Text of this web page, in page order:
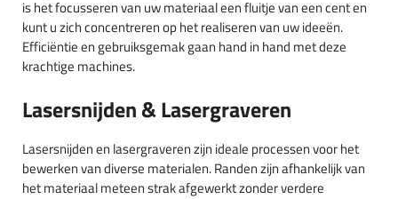
is het focusseren van uw materiaal een fluitje van een cent en
kunt u zich concentreren op het realiseren van uw ideeën.
Efficiëntie en gebruiksgemak gaan hand in hand met deze
krachtige machines.
Lasersnijden & Lasergraveren
Lasersnijden en lasergraveren zijn ideale processen voor het
bewerken van diverse materialen. Randen zijn afhankelijk van
het materiaal meteen strak afgewerkt zonder verdere